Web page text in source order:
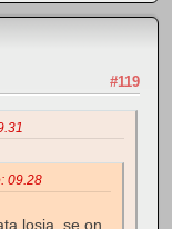
#119
09.28
losia, se on